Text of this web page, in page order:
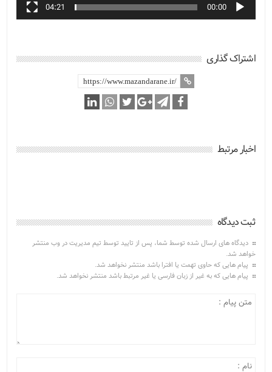
00:00
04:21
اشتراک گذاری
اخبار مرتبط
ثبت دیدگاه
دیدگاه های ارسال شده توسط شما، پس از تایید توسط تیم مدیریت در وب منتشر
خواهد شد.
پیام هایی که حاوی تهمت یا افترا باشد منتشر نخواهد شد.
پیام هایی که به غیر از زبان فارسی یا غیر مرتبط باشد منتشر نخواهد شد.